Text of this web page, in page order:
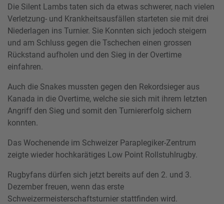
Die Silent Lambs taten sich da etwas schwerer, nach vielen
Verletzung- und Krankheitsausfällen starteten sie mit drei
Niederlagen ins Turnier. Sie Konnten sich jedoch steigern
und am Schluss gegen die Tschechen einen grossen
Rückstand aufholen und den Sieg in der Overtime
einfahren.
Auch die Snakes mussten gegen den Rekordsieger aus
Kanada in die Overtime, welche sie sich mit ihrem letzten
Angriff den Sieg und somit den Turniererfolg sichern
konnten.
Das Wochenende im Schweizer Paraplegiker-Zentrum
zeigte wieder hochkarätiges Low Point Rollstuhlrugby.
Rugbyfans dürfen sich jetzt bereits auf den 2. und 3.
Dezember freuen, wenn das erste
Schweizermeisterschaftsturnier stattfinden wird.